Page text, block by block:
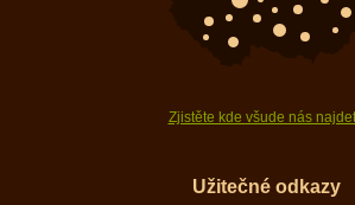
Zjistěte kde všude nás
Užitečné odkazy